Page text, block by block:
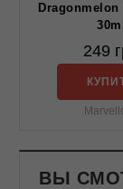
Dragonmelon
30ml
249
ВЫ